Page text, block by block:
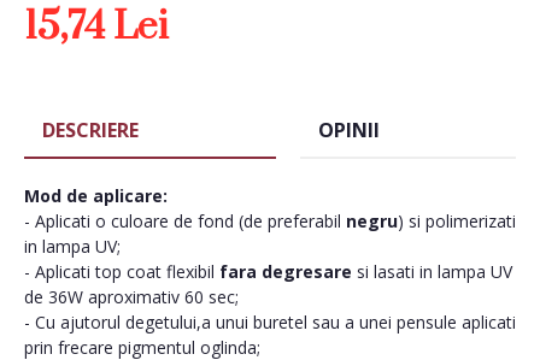
15,74 Lei
DESCRIERE OPINII
Mod de aplicare:
- Aplicati o culoare de fond (de preferabil negru) si polimerizati
in lampa UV;
- Aplicati top coat flexibil fara degresare si lasati in lampa UV
de 36W aproximativ 60 sec;
- Cu ajutorul degetului,a unui buretel sau a unei pensule aplicati
prin frecare pigmentul oglinda;